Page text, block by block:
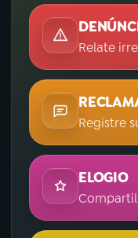
Relate
Registre
ELOGIO